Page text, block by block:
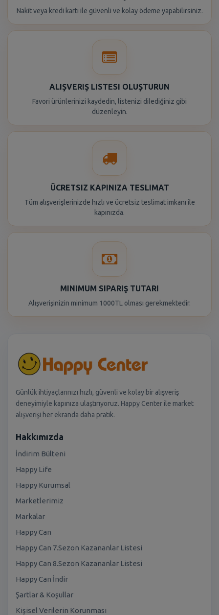
Nakit veya kredi kartı ile güvenli ve kolay ödeme yapabilirsiniz.
ALIŞVERIŞ LISTESI OLUŞTURUN
Favori ürünlerinizi kaydedin, listenizi dilediğiniz gibi
düzenleyin.
ÜCRETSIZ KAPINIZA TESLIMAT
Tüm alışverişlerinizde hızlı ve ücretsiz teslimat imkanı ile
kapınızda.
MINIMUM SIPARIŞ TUTARI
Alışverişinizin minimum 1000TL olması gerekmektedir.
Günlük ihtiyaçlarınızı hızlı, güvenli ve kolay bir alışveriş
deneyimiyle kapınıza ulaştırıyoruz. Happy Center ile market
alışverişi her ekranda daha pratik.
Hakkımızda
İndirim Bülteni
Happy Life
Happy Kurumsal
Marketlerimiz
Markalar
Happy Can
Happy Can 7.Sezon Kazananlar Listesi
Happy Can 8.Sezon Kazananlar Listesi
Happy Can İndir
Şartlar & Koşullar
Kişisel Verilerin Korunması